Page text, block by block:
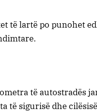
të lartë po punohet
të autostradës
të sigurisë dhe